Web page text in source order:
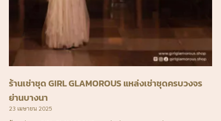
ร้านเช่าชุด GIRL GLAMOROUS แหล่งเช่าชุดครบวงจร
ย่านบางนา
23 เมษายน 2025